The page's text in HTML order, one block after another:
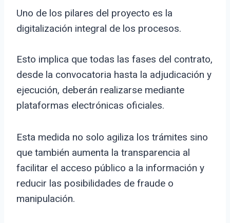
Uno de los pilares del proyecto es la
digitalización integral de los procesos.
Esto implica que todas las fases del contrato,
desde la convocatoria hasta la adjudicación y
ejecución, deberán realizarse mediante
plataformas electrónicas oficiales.
Esta medida no solo agiliza los trámites sino
que también aumenta la transparencia al
facilitar el acceso público a la información y
reducir las posibilidades de fraude o
manipulación.